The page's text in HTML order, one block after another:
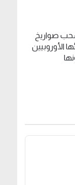
صواريخ
الأوروبيين